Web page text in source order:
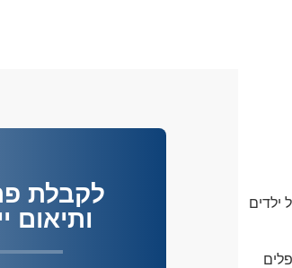
ילדים
לקבלת
ותיאום